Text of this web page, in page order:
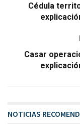
Cédula
Casar
NOTICIAS